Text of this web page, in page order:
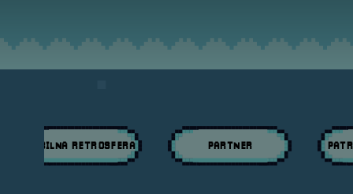
MOBILNA RETROSFERA PARTNER